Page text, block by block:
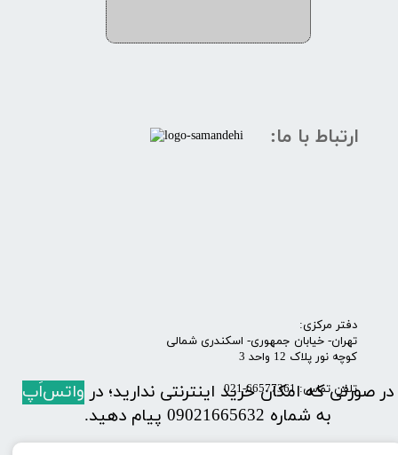
ارتباط با ما:
​​​دفتر مرکزی:
تهران- خیابان جمهوری- اسکندری شمالی
کوچه نور پلاک 12 واحد 3
تلفن تماس: 66577361-021
در صورتی که امکان خرید اینترنتی ندارید؛ در واتس‌اَپ
به شماره 09021665632 پیام دهید.